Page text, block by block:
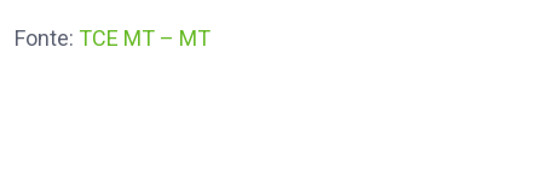
Fonte: TCE MT – MT